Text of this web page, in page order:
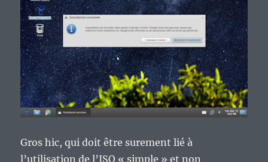
Gros hic, qui doit être surement lié à
l’utilisation de l’ISO « simple » et non